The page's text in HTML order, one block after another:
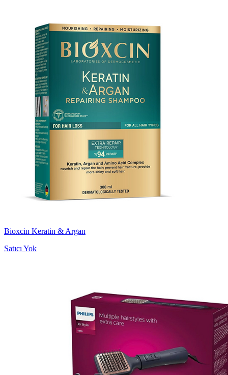
Bioxcin Keratin & Argan
Satıcı Yok